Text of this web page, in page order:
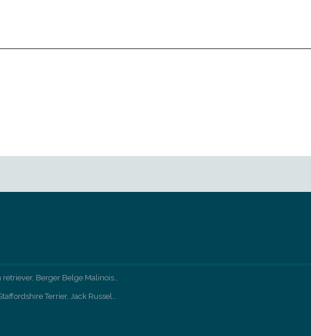
Berger Belge Malinois…
Terrier, Jack Russel…